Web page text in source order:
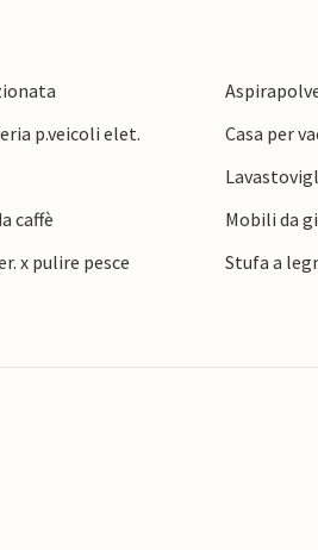
di vista della neve nella
p.veicoli elet.
Casa per
caffè
Mobili da
x pulire pesce Stufa a